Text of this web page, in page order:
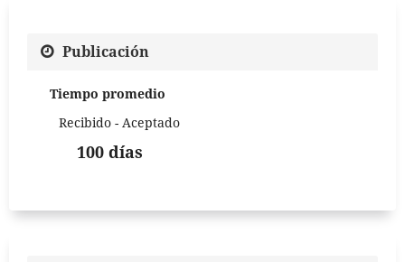
Publicación
Tiempo promedio
Recibido - Aceptado
100 días